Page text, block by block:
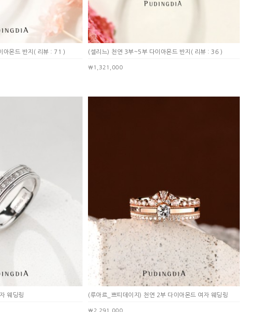
몬드 반지 ( 리뷰 : 71 ) (셀리느) 천연 3부~5부 다이아몬드 반지 ( 리뷰 : 36 )
￦1,321,000
웨딩링 (루아르_쁘띠데이지) 천연 2부 다이아몬드 여자 웨딩링